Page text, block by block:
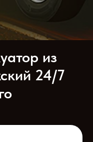
из
24/7